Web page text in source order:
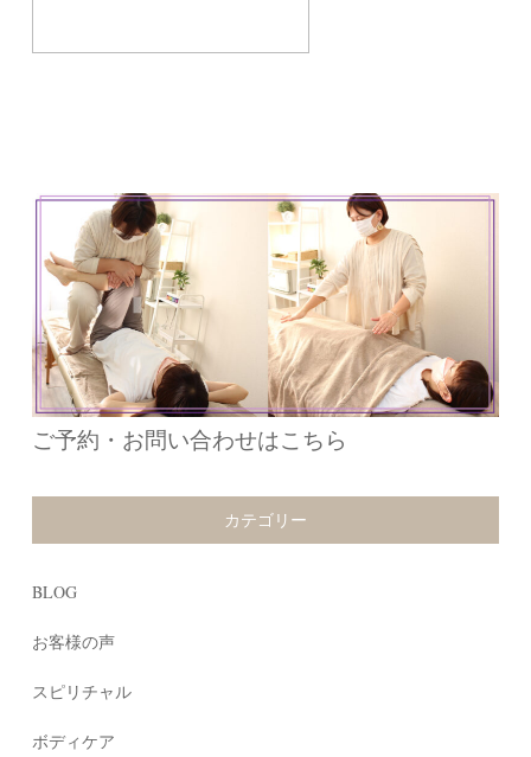
ご予約・お問い合わせはこちら
カテゴリー
BLOG
お客様の声
スピリチャル
ボディケア